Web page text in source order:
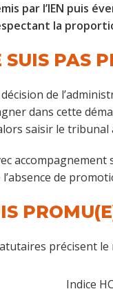
par l’IEN puis
la
SUIS PAS
de
dans cette
saisir le
accompagnement
de
précisent le
Indice HC